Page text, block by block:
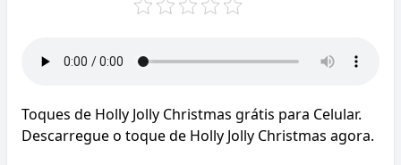
Toques de Holly Jolly Christmas grátis para Celular.
Descarregue o toque de Holly Jolly Christmas agora.